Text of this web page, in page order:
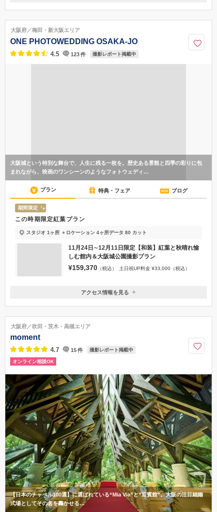
大阪府岸和田市港緑町3-1 アクアテラスリヴァージュブラン1階
よりタクシーで約5分 ●電車でお越しの場合 ・南海本線「なんば駅」から
「岸和田駅」まで特急で21分 ●お車でお越しの場合 阪神高速湾岸線岸和田
南IC降りてすぐ
大阪府／梅田・新大阪エリア
ONE PHOTOWEDDING OSAKA-JO
4.5 123件 撮影レポート掲載中
まれながら、映画のワンシーンのようなフォトウェディ…
プラン
期間限定
スタジオ 1ヶ所 ＋ロケーション 4ヶ所データ 80 カット
11月24日∼12月11日限定【和装】紅葉と秋晴れ愉
¥159,370（税込） 土日祝UP料金 ¥33,000（税込）
大阪府大阪市中央区大阪城1-1※お打合せは専属のドレスサロン「フォーシ
スグローバルライン(梅田駅より徒歩3分)」にて行います。お間違いのない
よう、お気を付けてお越しくださいませ。
大阪市営地下鉄 中央線「谷町四丁目」駅9番出口から徒歩13分
06-6362-6011
大阪府／吹田・茨木・高槻エリア
moment
オンライン相談OK